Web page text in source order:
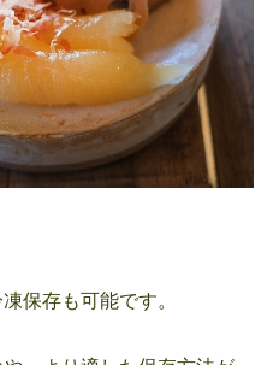
保存も可能です。